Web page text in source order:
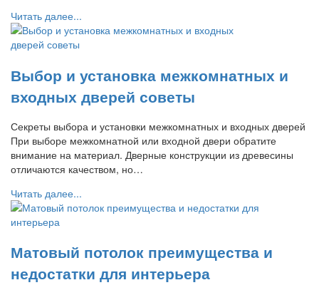
Читать далее...
Выбор и установка межкомнатных и
входных дверей советы
Секреты выбора и установки межкомнатных и входных дверей
При выборе межкомнатной или входной двери обратите
внимание на материал. Дверные конструкции из древесины
отличаются качеством, но…
Читать далее...
Матовый потолок преимущества и
недостатки для интерьера